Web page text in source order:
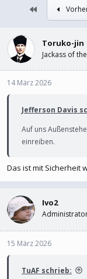
e
r
Toruko-jin
Jackass of
14 März 2026
Jefferson Davis
Auf uns
einreiben.
Das ist mit Sicherheit
Ivo2
15 März 2026
TuAF schrieb: